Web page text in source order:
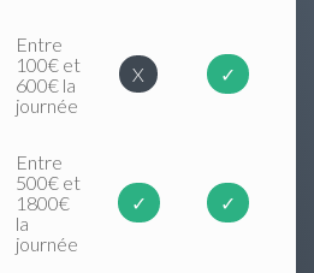
Entre
100€ et
600€ la
journée
X ✓
Entre
500€ et
1800€
la
journée
✓ ✓